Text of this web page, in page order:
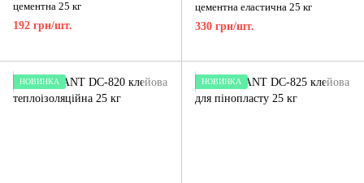
цементна 25 кг
192 грн/шт.
цементна еластична 25 кг
330 грн/шт.
НОВИНКА НОВИНКА